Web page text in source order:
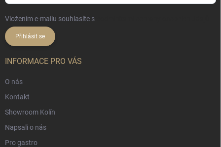
Vložením e-mailu souhlasíte s
Přihlásit se
INFORMACE PRO VÁS
O nás
Kontakt
Showroom Kolín
Napsali o nás
Pro gastro